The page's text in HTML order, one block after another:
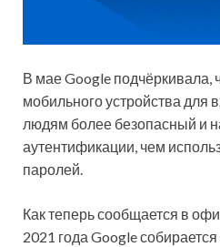
В мае Google подчёркивала,
мобильного устройства для
людям более безопасный и
аутентификации, чем
паролей.
Как теперь сообщается в
2021 года Google